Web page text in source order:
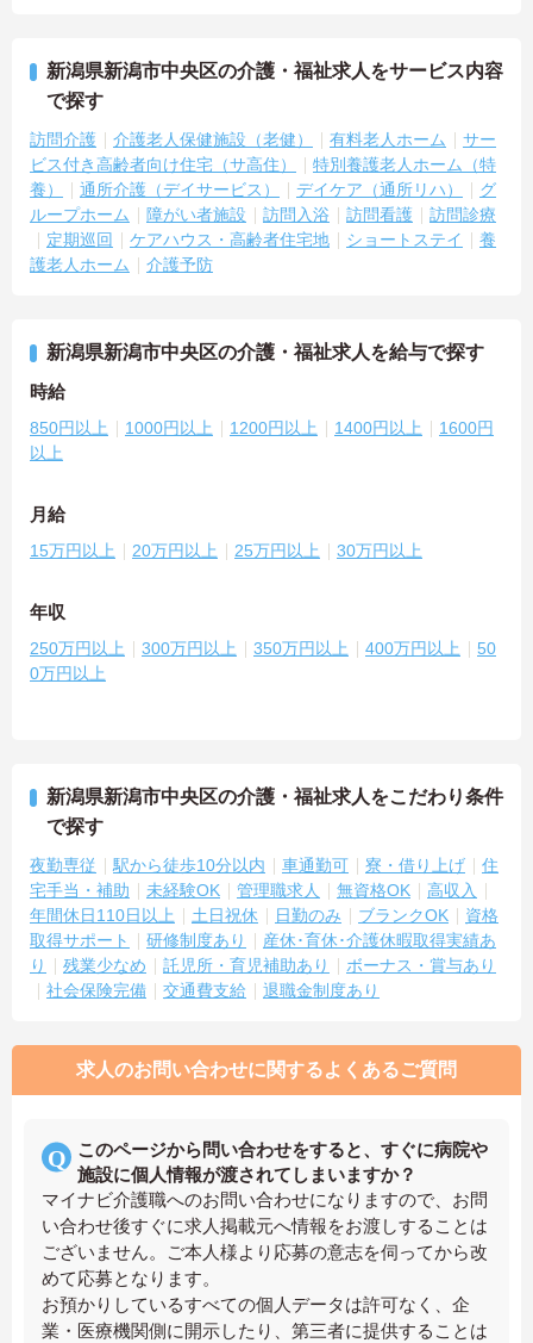
新潟県新潟市中央区の介護・福祉求人をサービス内容
で探す
訪問介護 介護老人保健施設（老健） 有料老人ホーム
サー
ビス付き高齢者向け住宅（サ高住）
特別養護老人ホーム（特
養）
通所介護（デイサービス） デイケア（通所リハ）
グ
ループホーム
障がい者施設 訪問入浴 訪問看護
訪問診療
定期巡回
ケアハウス・高齢者住宅地 ショートステイ
養
護老人ホーム
介護予防
新潟県新潟市中央区の介護・福祉求人を給与で探す
時給
850円以上 1000円以上 1200円以上 1400円以上
1600円
以上
月給
15万円以上 20万円以上 25万円以上 30万円以上
年収
250万円以上 300万円以上 350万円以上 400万円以上
50
0万円以上
新潟県新潟市中央区の介護・福祉求人をこだわり条件
で探す
夜勤専従 駅から徒歩10分以内 車通勤可 寮・借り上げ
住
宅手当・補助
未経験OK 管理職求人 無資格OK
高収入
年間休日110日以上
土日祝休 日勤のみ ブランクOK
資格
取得サポート
研修制度あり
産休･育休･介護休暇取得実績あ
り
残業少なめ 託児所・育児補助あり
ボーナス・賞与あり
社会保険完備
交通費支給 退職金制度あり
求人のお問い合わせに関するよくあるご質問
このページから問い合わせをすると、すぐに病院や
施設に個人情報が渡されてしまいますか？
マイナビ介護職へのお問い合わせになりますので、お問
い合わせ後すぐに求人掲載元へ情報をお渡しすることは
ございません。ご本人様より応募の意志を伺ってから改
めて応募となります。
お預かりしているすべての個人データは許可なく、企
業・医療機関側に開示したり、第三者に提供することは